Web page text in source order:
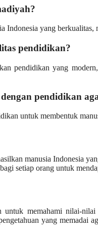
Indonesia yang
pendidikan?
pendidikan yang
pendidikan
untuk membentuk
manusia Indonesia
setiap orang untuk
memahami nilai-
yang memadai